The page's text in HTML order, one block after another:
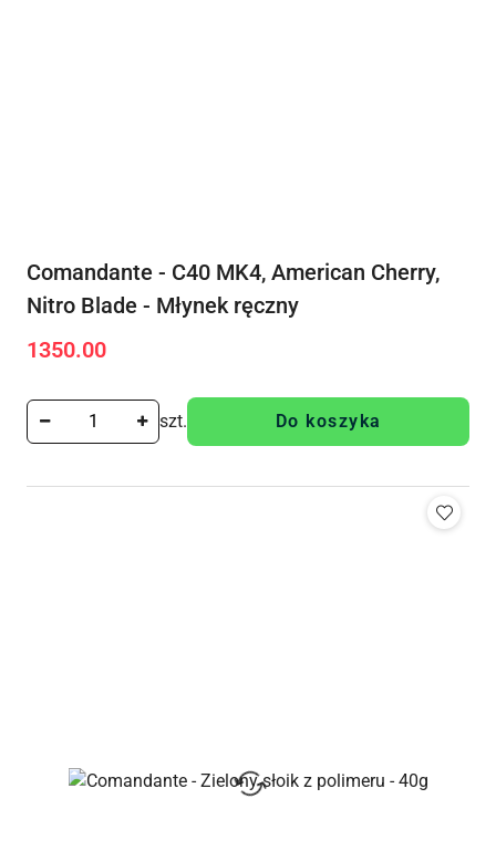
Comandante - C40 MK4, American Cherry,
Nitro Blade - Młynek ręczny
Cena:
1350.00
szt. Do koszyka